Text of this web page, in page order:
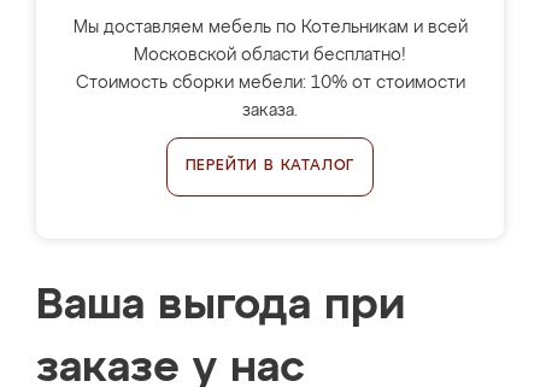
Мы доставляем мебель по Котельникам и всей
Московской области бесплатно!
Стоимость сборки мебели: 10% от стоимости
заказа.
ПЕРЕЙТИ В КАТАЛОГ
Ваша выгода при
заказе у нас